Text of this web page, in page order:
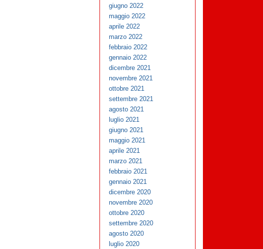
giugno 2022
maggio 2022
aprile 2022
marzo 2022
febbraio 2022
gennaio 2022
dicembre 2021
novembre 2021
ottobre 2021
settembre 2021
agosto 2021
luglio 2021
giugno 2021
maggio 2021
aprile 2021
marzo 2021
febbraio 2021
gennaio 2021
dicembre 2020
novembre 2020
ottobre 2020
settembre 2020
agosto 2020
luglio 2020